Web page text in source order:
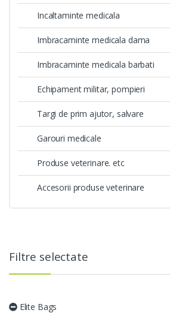
Incaltaminte medicala
Imbracaminte medicala dama
Imbracaminte medicala barbati
Echipament militar, pompieri
Targi de prim ajutor, salvare
Garouri medicale
Produse veterinare. etc
Accesorii produse veterinare
Filtre selectate
Elite Bags